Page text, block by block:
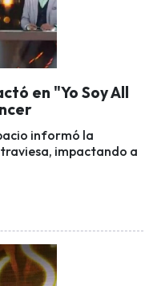
en "Yo Soy All
informó la
impactando a